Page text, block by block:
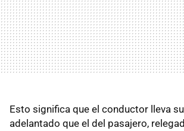
Esto significa que el conductor lleva
adelantado que el del pasajero,